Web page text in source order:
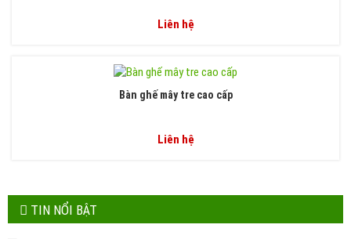
Liên hệ
Bàn ghế mây tre cao cấp
Liên hệ
TIN NỔI BẬT